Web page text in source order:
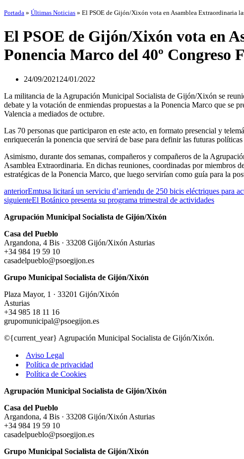
Portada » Últimas Noticias » El PSOE de Gijón/Xixón vota en Asamblea Extraordinaria
El PSOE de Gijón/Xixón vota en
Ponencia Marco del 40º Congreso
24/09/2021 24/01/2022
La militancia de la Agrupación Municipal Socialista de Gijón/Xixón se
debate y la votación de enmiendas propuestas a la Ponencia Marco que se
Valencia a mediados de octubre.
Las 70 personas que participaron en este acto, en formato presencial y
enriquecerán la ponencia que servirá de base para definir las futuras
Asimismo, durante dos semanas, compañeros y compañeros de la
Asamblea Extraordinaria. En dichas reuniones, coordinadas por miembros
estratégicas de la Ponencia Marco, que luego servirían como guía para la
anteriorEmtusa licitará un serviciu d’arriendu de 250 bicis eléctriques para
siguienteEl Botánico presenta su programa trimestral de actividades
Agrupación Municipal Socialista de Gijón/Xixón
Casa del Pueblo
Argandona, 4 Bis · 33208 Gijón/Xixón Asturias
+34 984 19 59 10
casadelpueblo@psoegijon.es
Grupo Municipal Socialista de Gijón/Xixón
Plaza Mayor, 1 · 33201 Gijón/Xixón
Asturias
+34 985 18 11 16
grupomunicipal@psoegijon.es
©{current_year} Agrupación Municipal Socialista de Gijón/Xixón.
Aviso Legal
Política de privacidad
Política de Cookies
Agrupación Municipal Socialista de Gijón/Xixón
Casa del Pueblo
Argandona, 4 Bis · 33208 Gijón/Xixón Asturias
+34 984 19 59 10
casadelpueblo@psoegijon.es
Grupo Municipal Socialista de Gijón/Xixón